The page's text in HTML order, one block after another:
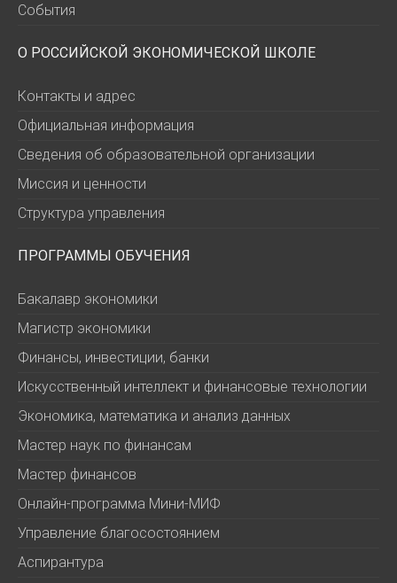
События
О РОССИЙСКОЙ ЭКОНОМИЧЕСКОЙ ШКОЛЕ
Контакты и адрес
Официальная информация
Сведения об образовательной организации
Миссия и ценности
Структура управления
ПРОГРАММЫ ОБУЧЕНИЯ
Бакалавр экономики
Магистр экономики
Финансы, инвестиции, банки
Искусственный интеллект и финансовые технологии
Экономика, математика и анализ данных
Мастер наук по финансам
Мастер финансов
Онлайн-программа Мини-МИФ
Управление благосостоянием
Аспирантура